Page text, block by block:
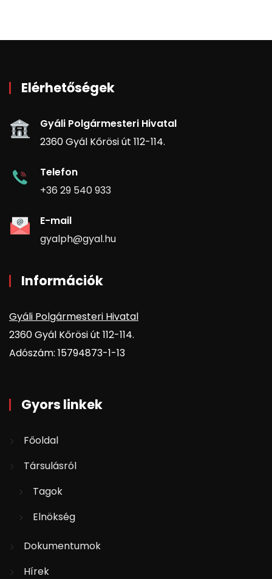
Elérhetőségek
Gyáli Polgármesteri Hivatal
2360 Gyál Kőrösi út 112-114.
Telefon
+36 29 540 933
E-mail
gyalph@gyal.hu
Információk
Gyáli Polgármesteri Hivatal
2360 Gyál Kőrösi út 112-114.
Adószám: 15794873-1-13
Gyors linkek
Főoldal
Társulásról
Tagok
Elnökség
Dokumentumok
Hírek